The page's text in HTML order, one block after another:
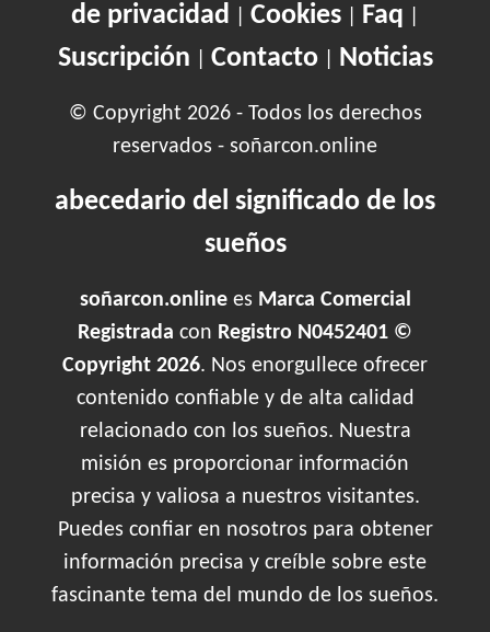
de privacidad
Cookies Faq
Suscripción Contacto| Noticias
© Copyright 2026 - Todos los derechos
reservados - soñarcon.online
abecedario del significado de los
sueños
soñarcon.onlinees Marca Comercial
Registrada con Registro N0452401 ©
Copyright 2026. Nos enorgullece ofrecer
contenido confiable y de alta calidad
relacionado con los sueños. Nuestra
misión es proporcionar información
precisa y valiosa a nuestros visitantes.
Puedes confiar en nosotros para obtener
información precisa y creíble sobre este
fascinante tema del mundo de los sueños.